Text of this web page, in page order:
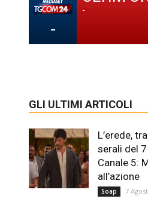
-
-
GLI ULTIMI ARTICOLI
L’erede,
serali del
Canale 5:
all’azione
Soap 7